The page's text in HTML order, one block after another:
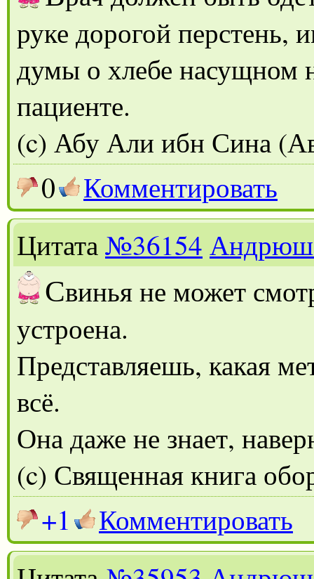
руке дорогой перстень,
думы о хлебе насущном
пациенте.
(c) Абу Али ибн Сина
0
Комментировать
Цитата№36154
Свинья не может
устроена.
Представляешь, какая
всё.
Она даже не знает,
(c) Священная книга
+1
Комментировать